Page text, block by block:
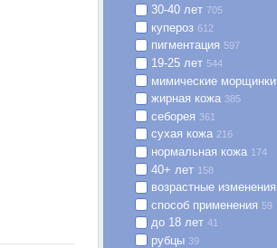
30-40 лет 705
купероз 612
пигментация 597
19-25 лет 544
мимические морщинки
жирная кожа 385
себорея 361
сухая кожа 216
нормальная кожа 174
40+ лет 158
возрастные изменения
способ применения 59
до 18 лет 41
рубцы 39